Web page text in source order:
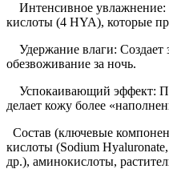
Интенсивное увлажнение:
кислоты (4 HYA), которые
Удержание влаги: Создает
обезвоживание за ночь.
Успокаивающий эффект:
делает кожу более
Состав (ключевые
кислоты (Sodium
др.), аминокислоты,